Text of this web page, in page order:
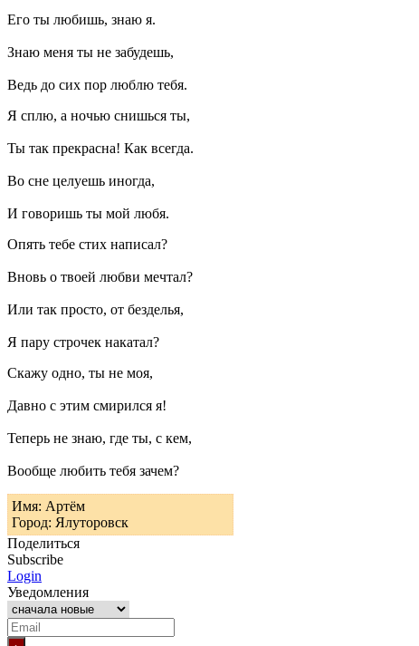
Его ты любишь, знаю я.
Знаю меня ты не забудешь,
Ведь до сих пор люблю тебя.
Я сплю, а ночью снишься ты,
Ты так прекрасна! Как всегда.
Во сне целуешь иногда,
И говоришь ты мой любя.
Опять тебе стих написал?
Вновь о твоей любви мечтал?
Или так просто, от безделья,
Я пару строчек накатал?
Скажу одно, ты не моя,
Давно с этим смирился я!
Теперь не знаю, где ты, с кем,
Вообще любить тебя зачем?
Имя: Артём
Город: Ялуторовск
Поделиться
Subscribe
Login
Уведомления